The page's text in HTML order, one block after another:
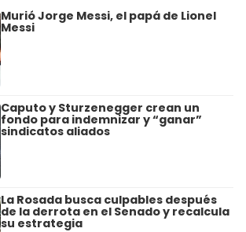
Murió Jorge Messi, el papá de Lionel
Messi
Caputo y Sturzenegger crean un
fondo para indemnizar y “ganar”
sindicatos aliados
La Rosada busca culpables después
de la derrota en el Senado y recalcula
su estrategia